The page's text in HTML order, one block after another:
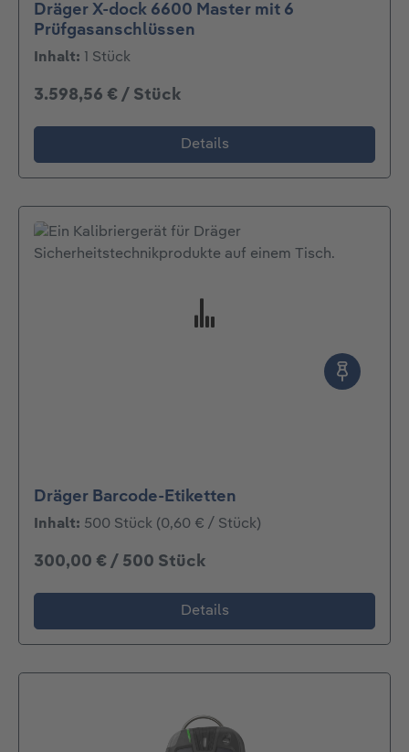
Dräger X-dock 6600 Master mit 6
Prüfgasanschlüssen
Inhalt: 1 Stück
3.598,56 € / Stück
Details
Dräger Barcode-Etiketten
Inhalt: 500 Stück (0,60 € / Stück)
300,00 € / 500 Stück
Details